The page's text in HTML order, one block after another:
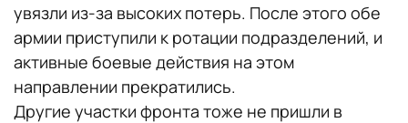
увязли из-за высоких потерь. После этого обе
армии приступили к ротации подразделений, и
активные боевые действия на этом
направлении прекратились.
Другие участки фронта тоже не пришли в